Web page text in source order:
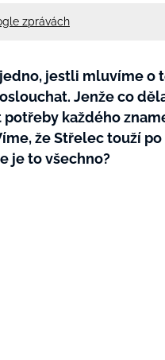
zprávách
jestli mluvíme o
Jenže co
každého
že Střelec touží
je to všechno?